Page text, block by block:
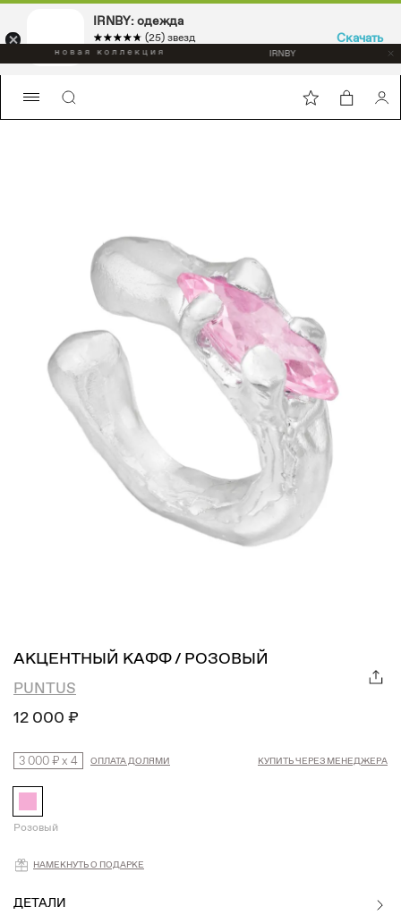
АКЦЕНТНЫЙ КАФФ / РОЗОВЫЙ
PUNTUS
12 000 ₽
3 000 ₽x 4 ОПЛАТА ДОЛЯМИ КУПИТЬ ЧЕРЕЗ МЕНЕДЖЕРА
Розовый
Намекнуть о подарке
НАМЕКНУТЬ О ПОДАРКЕ
ДЕТАЛИ
IRNBY: одежда
☆☆☆☆☆
★★★★★ (25) звезд
Sport & casual, аксессуары
Скачать